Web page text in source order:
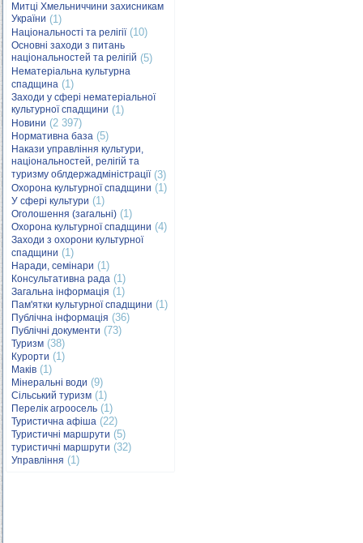
Митці Хмельниччини захисникам
України (1)
Національності та релігії(10)
Основні заходи з питань
національностей та релігій (5)
Нематеріальна культурна
спадщина (1)
Заходи у сфері нематеріальної
культурної спадщини (1)
Новини (2 397)
Нормативна база (5)
Накази управління культури,
національностей, релігій та
туризму облдержадміністрації(3)
Охорона культурної спадщини (1)
У сфері культури (1)
Оголошення (загальні) (1)
Охорона культурної спадщини (4)
Заходи з охорони культурної
спадщини (1)
Наради, семінари (1)
Консультативна рада (1)
Загальна інформація (1)
Пам'ятки культурної спадщини (1)
Публічна інформація (36)
Публічні документи (73)
Туризм (38)
Курорти (1)
Маків (1)
Мінеральні води (9)
Сільський туризм (1)
Перелік агроосель (1)
Туристична афіша (22)
Туристичні маршрути (5)
туристичні маршрути (32)
Управління (1)